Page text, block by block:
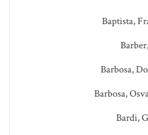
Baptista,
Barbosa,
Barbosa,
Bardi,